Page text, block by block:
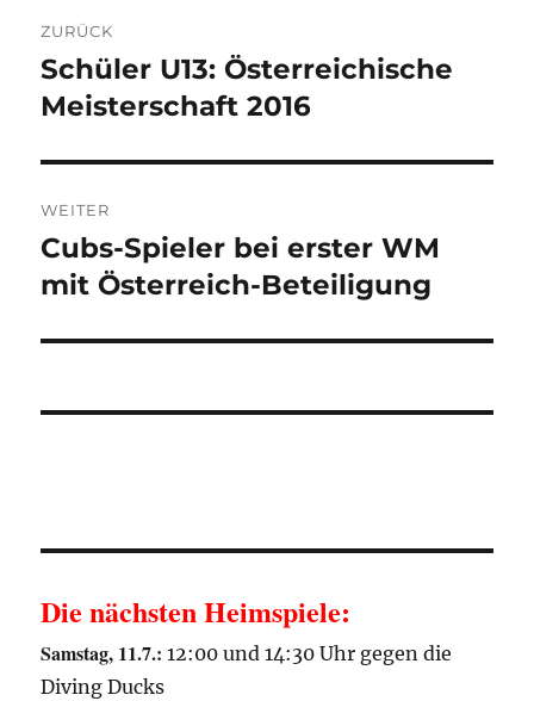
ZURÜCK
Vorheriger
Beitrag:
Schüler U13: Österreichische
Meisterschaft 2016
WEITER
Nächster
Beitrag:
Cubs-Spieler bei erster WM
mit Österreich-Beteiligung
Die nächsten Heimspiele:
Samstag, 11.7.: 12:00 und 14:30 Uhr gegen die
Diving Ducks